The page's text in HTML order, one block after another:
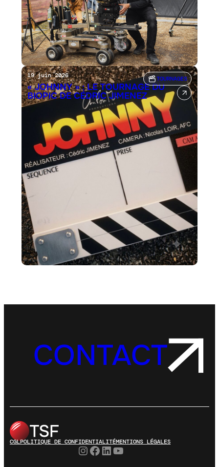
TOURNAGES
19 juin 2026
« JOHNNY » : LE TOURNAGE DU
BIOPIC DE CÉDRIC JIMENEZ
CONTACT
CGLPOLITIQUE DE CONFIDENTIALITÉMENTIONS LÉGALES
Instagram
Facebook
LinkedIn
YouTube